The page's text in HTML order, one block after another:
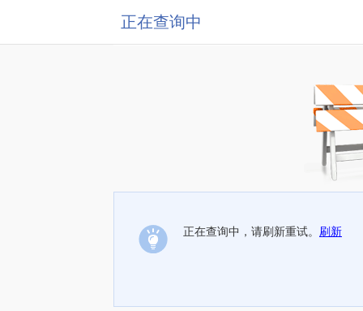
正在查询中
正在查询中，请刷新重试。 刷新